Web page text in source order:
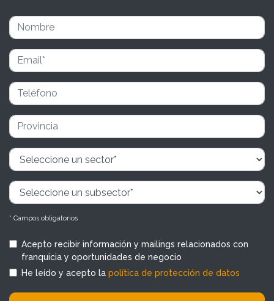
* Campos obligatorios
Acepto recibir información y mailings relacionados con
franquicia y oportunidades de negocio
He leído y acepto la política de protección de datos